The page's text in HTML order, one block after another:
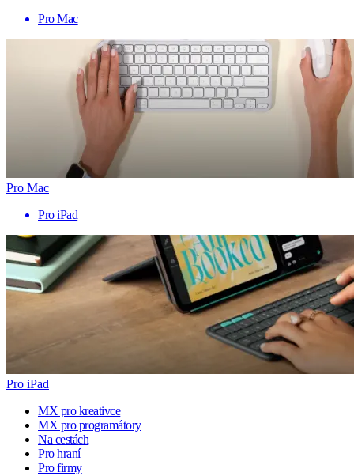
Pro Mac
Pro Mac
Pro iPad
Pro iPad
MX pro kreativce
MX pro programátory
Na cestách
Pro hraní
Pro firmy